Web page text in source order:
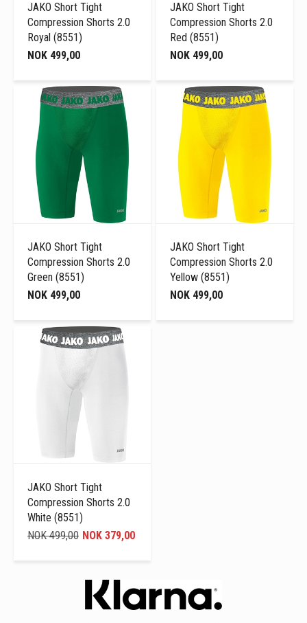
JAKO Short Tight
Compression Shorts 2.0
Royal (8551)
NOK 499,00
JAKO Short Tight
Compression Shorts 2.0
Red (8551)
NOK 499,00
JAKO Short Tight
Compression Shorts 2.0
Green (8551)
NOK 499,00
JAKO Short Tight
Compression Shorts 2.0
Yellow (8551)
NOK 499,00
JAKO Short Tight
Compression Shorts 2.0
White (8551)
NOK 379,00
NOK 499,00